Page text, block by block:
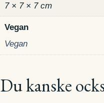
7 × 7 × 7 cm
Vegan
Vegan
Du kanske